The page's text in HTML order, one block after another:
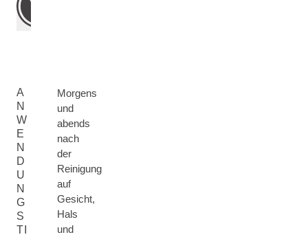
A
N
W
E
N
D
U
N
G
S
TI
Morgens
und
abends
nach
der
Reinigung
auf
Gesicht,
Hals
und